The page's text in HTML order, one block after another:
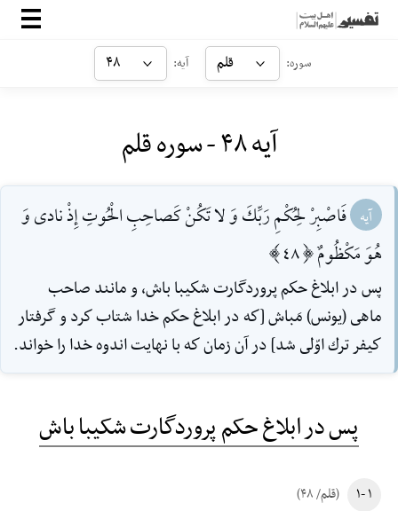
صفحه‌اصلی
ارتباط با ما
سوره: قلم آیه: ۴۸
آیه ۴۸ - سوره قلم
آیه فَاصْبِرْ لِحُكْمِ رَبِّكَ وَ لا تَكُنْ كَصاحِبِ الْحُوتِ إِذْ نادى وَ
هُوَ مَكْظُومٌ [48]
پس در ابلاغ حكم پروردگارت شكيبا باش، و مانند صاحب
ماهى (يونس) مَباش [كه در ابلاغ حكم خدا شتاب كرد و گرفتار
كيفر ترك اوّلى شد] در آن زمان كه با نهايت اندوه خدا را خواند.
پس در ابلاغ حکم پروردگارت شکیبا باش
۱ -۱ (قلم/ ۴۸)